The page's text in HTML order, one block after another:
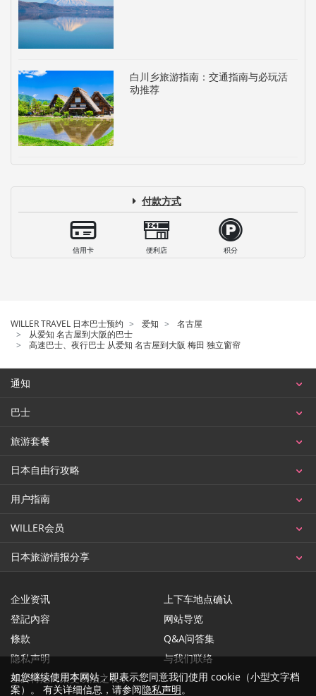
白川乡旅游指南：交通指南与必玩活
动推荐
付款方式
信用卡 便利店 积分
WILLER TRAVEL 日本巴士预约 爱知
名古屋
从爱知 名古屋到大阪的巴士
高速巴士、夜行巴士 从爱知 名古屋到大阪 梅田 独立窗帘
通知
巴士
旅游套餐
日本自由行攻略
用户指南
WILLER会员
日本旅游情报分享
企业资讯
登記內容
條款
隐私声明
基於特定商業交易法之表示
上下车地点确认
网站导览
Q&A问答集
与我们联络
如您继续使用本网站，即表示您同意我们使用 cookie（小型文字档
案）。 有关详细信息，请参阅隐私声明。